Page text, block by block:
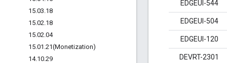
15.03.18
15.02.18
15.02.04
15.01 .21(Monetization)
14.10.29
EDGEUI-544
EDGEUI-504
EDGEUI-120
DEVRT-2301